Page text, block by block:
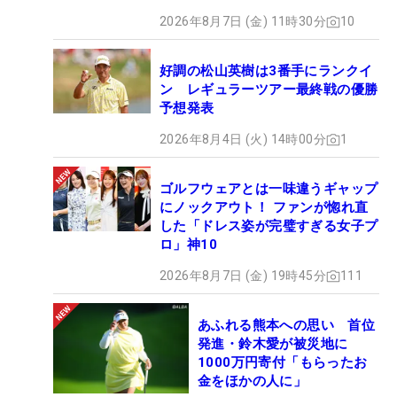
2026年8月7日 (金) 11時30分 10
好調の松山英樹は3番手にランクイ
ン レギュラーツアー最終戦の優勝
予想発表
2026年8月4日 (火) 14時00分 1
ゴルフウェアとは一味違うギャップ
にノックアウト！ ファンが惚れ直
した「ドレス姿が完璧すぎる女子プ
ロ」神10
2026年8月7日 (金) 19時45分 111
あふれる熊本への思い 首位
発進・鈴木愛が被災地に
1000万円寄付「もらったお
金をほかの人に」